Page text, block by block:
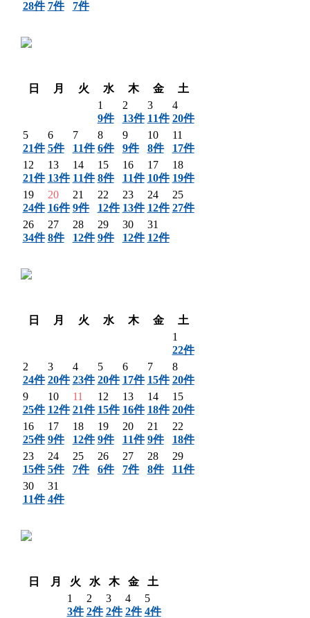
28件 7件 7件
日
月 火 水 木 金
土
1
9件
2
13件
3
11件
4
20件
5
21件
6
5件
7
11件
8
6件
9
9件
10
8件
11
17件
12
21件
13
13件
14
11件
15
8件
16
11件
17
10件
18
19件
19
24件
20
16件
21
9件
22
12件
23
13件
24
12件
25
27件
26
34件
27
8件
28
12件
29
9件
30
12件
31
12件
日
月 火 水 木 金
土
1
22件
2
24件
3
20件
4
23件
5
20件
6
17件
7
15件
8
20件
9
25件
10
12件
11
21件
12
15件
13
16件
14
18件
15
20件
16
25件
17
9件
18
12件
19
9件
20
11件
21
9件
22
18件
23
15件
24
5件
25
7件
26
6件
27
7件
28
8件
29
11件
30
11件
31
4件
日
月 火 水 木 金
土
1
3件
2
2件
3
2件
4
2件
5
4件